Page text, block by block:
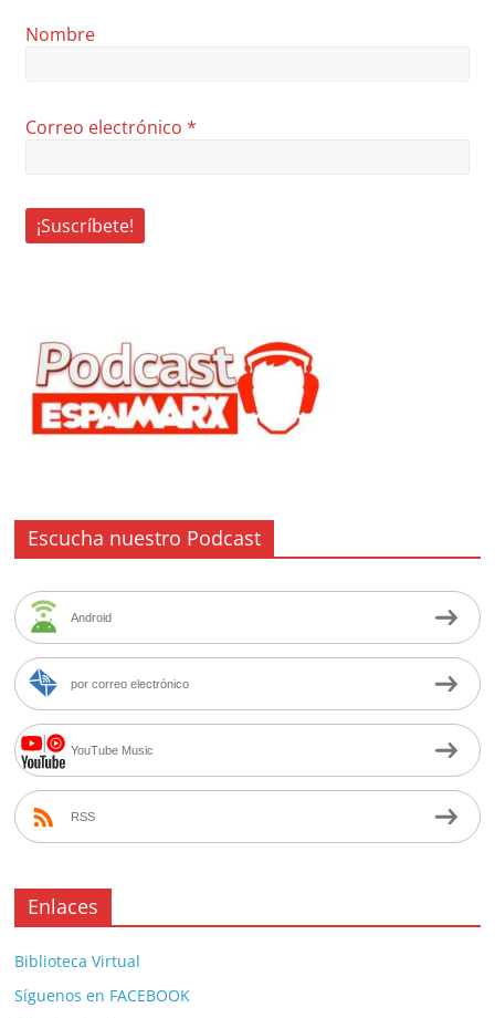
Nombre
Correo electrónico*
Escucha nuestro Podcast
Android
por correo electrónico
YouTube Music
RSS
Enlaces
Biblioteca Virtual
Síguenos en FACEBOOK